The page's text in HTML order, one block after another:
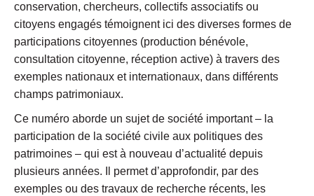
conservation, chercheurs, collectifs associatifs ou
citoyens engagés témoignent ici des diverses formes de
participations citoyennes (production bénévole,
consultation citoyenne, réception active) à travers des
exemples nationaux et internationaux, dans différents
champs patrimoniaux.
Ce numéro aborde un sujet de société important – la
participation de la société civile aux politiques des
patrimoines – qui est à nouveau d’actualité depuis
plusieurs années. Il permet d’approfondir, par des
exemples ou des travaux de recherche récents, les